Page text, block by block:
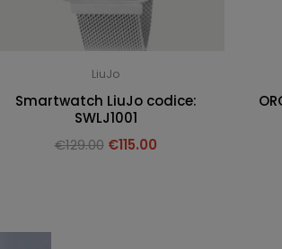
LiuJo
Smartwatch LiuJo codice:
SWLJ1001
€129.00 €115.00